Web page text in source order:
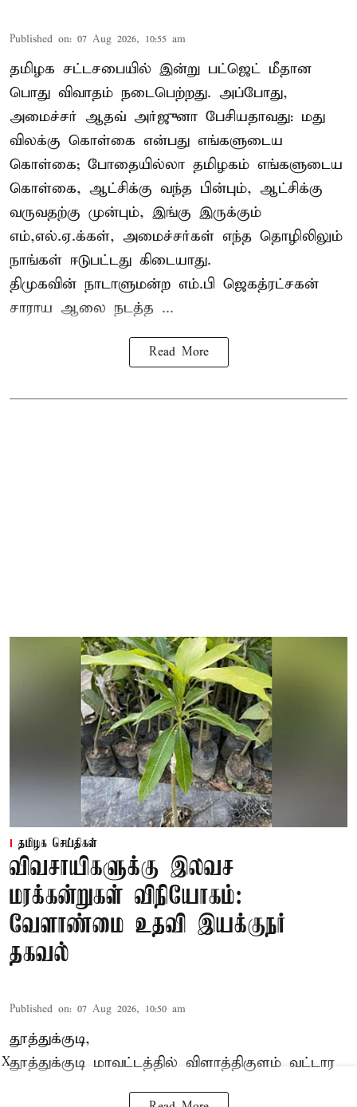
Published on: 07 Aug 2026, 10:55 am
தமிழக சட்டசபையில் இன்று பட்ஜெட் மீதான
பொது விவாதம் நடைபெற்றது. அப்போது,
அமைச்சர் ஆதவ் அர்ஜுனா பேசியதாவது: மது
விலக்கு கொள்கை என்பது எங்களுடைய
கொள்கை; போதையில்லா தமிழகம் எங்களுடைய
கொள்கை, ஆட்சிக்கு வந்த பின்பும், ஆட்சிக்கு
வருவதற்கு முன்பும், இங்கு இருக்கும்
எம்,எல்.ஏ.க்கள், அமைச்சர்கள் எந்த தொழிலிலும்
நாங்கள் ஈடுபட்டது கிடையாது.
திமுகவின் நாடாளுமன்ற எம்.பி ஜெகத்ரட்சகன்
சாராய ஆலை நடத்த ...
Read More
தமிழக செய்திகள்
விவசாயிகளுக்கு இலவச
மரக்கன்றுகள் விநியோகம்:
வேளாண்மை உதவி இயக்குநர்
தகவல்
Published on: 07 Aug 2026, 10:50 am
தூத்துக்குடி,
தூத்துக்குடி மாவட்டத்தில் விளாத்திகுளம் வட்டார
X